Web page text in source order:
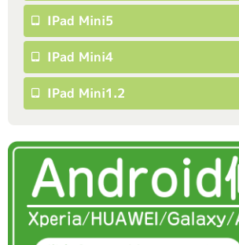
IPad Mini5
IPad Mini4
IPad Mini1.2